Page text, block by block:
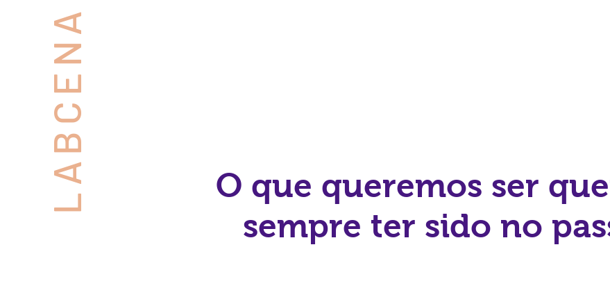
LABCENA
O que queremos ser
sempre ter sido no